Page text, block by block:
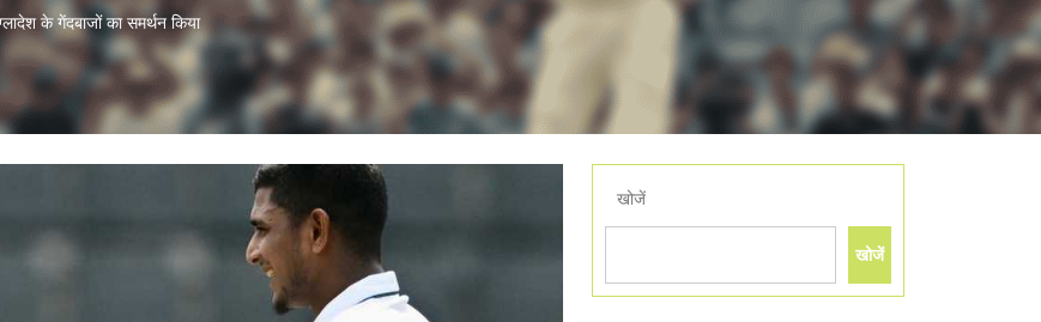
के गेंदबाजों का समर्थन किया
खोजें
खोजें